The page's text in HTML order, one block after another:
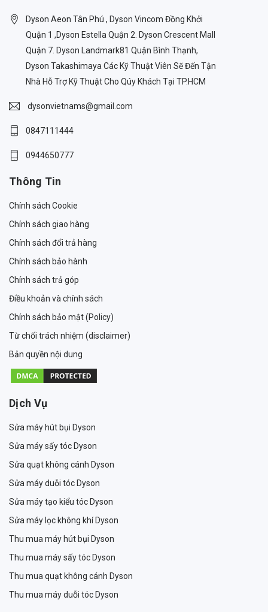
Dyson Aeon Tân Phú , Dyson Vincom Đồng Khởi
Quận 1 ,Dyson Estella Quận 2. Dyson Crescent Mall
Quận 7. Dyson Landmark81 Quận Bình Thạnh,
Dyson Takashimaya Các Kỹ Thuật Viên Sẽ Đến Tận
Nhà Hỗ Trợ Kỹ Thuật Cho Qúy Khách Tại TP.HCM
dysonvietnams@gmail.com
0847111444
0944650777
Thông Tin
Chính sách Cookie
Chính sách giao hàng
Chính sách đổi trả hàng
Chính sách bảo hành
Chính sách trả góp
Điều khoản và chính sách
Chính sách bảo mật (Policy)
Từ chối trách nhiệm (disclaimer)
Bản quyền nội dung
Dịch Vụ
Sửa máy hút bụi Dyson
Sửa máy sấy tóc Dyson
Sửa quạt không cánh Dyson
Sửa máy duỗi tóc Dyson
Sửa máy tạo kiểu tóc Dyson
Sửa máy lọc không khí Dyson
Thu mua máy hút bụi Dyson
Thu mua máy sấy tóc Dyson
Thu mua quạt không cánh Dyson
Thu mua máy duỗi tóc Dyson